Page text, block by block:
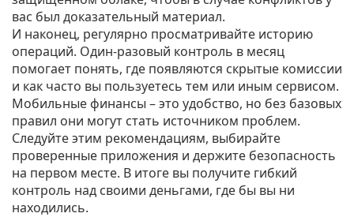
вас был доказательный материал.
И наконец, регулярно просматривайте историю
операций. Один‑разовый контроль в месяц
помогает понять, где появляются скрытые комиссии
и как часто вы пользуетесь тем или иным сервисом.
Мобильные финансы – это удобство, но без базовых
правил они могут стать источником проблем.
Следуйте этим рекомендациям, выбирайте
проверенные приложения и держите безопасность
на первом месте. В итоге вы получите гибкий
контроль над своими деньгами, где бы вы ни
находились.